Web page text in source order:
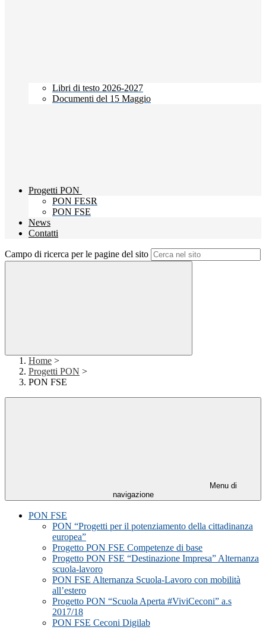
Libri di testo 2026-2027
Documenti del 15 Maggio
Progetti PON
PON FESR
PON FSE
News
Contatti
Campo di ricerca per le pagine del sito
Home >
Progetti PON >
PON FSE
Menu di
navigazione
PON FSE
PON “Progetti per il potenziamento della cittadinanza
europea”
Progetto PON FSE Competenze di base
Progetto PON FSE “Destinazione Impresa” Alternanza
scuola-lavoro
PON FSE Alternanza Scuola-Lavoro con mobilità
all’estero
Progetto PON “Scuola Aperta #ViviCeconi” a.s
2017/18
PON FSE Ceconi Digilab